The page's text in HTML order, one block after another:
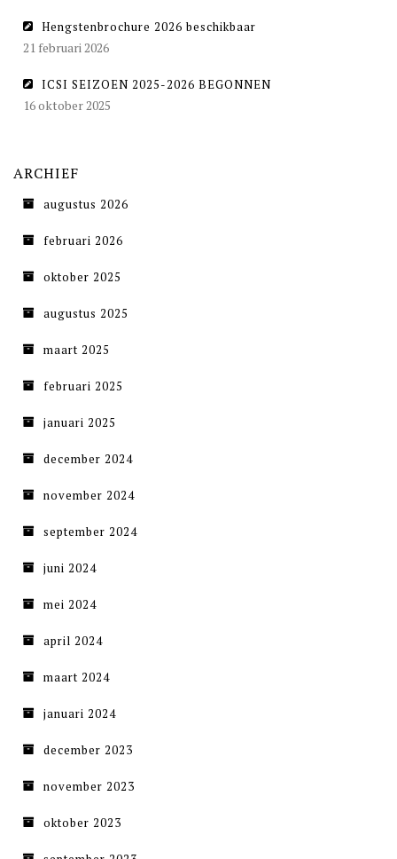
Hengstenbrochure 2026 beschikbaar
21 februari 2026
ICSI SEIZOEN 2025-2026 BEGONNEN
16 oktober 2025
ARCHIEF
augustus 2026
februari 2026
oktober 2025
augustus 2025
maart 2025
februari 2025
januari 2025
december 2024
november 2024
september 2024
juni 2024
mei 2024
april 2024
maart 2024
januari 2024
december 2023
november 2023
oktober 2023